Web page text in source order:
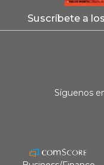
Suscríbete a
Síguenos